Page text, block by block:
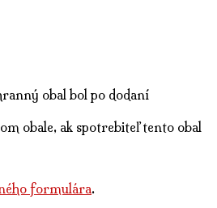
obal bol po dodaní
obale, ak spotrebiteľ tento obal
formulára.